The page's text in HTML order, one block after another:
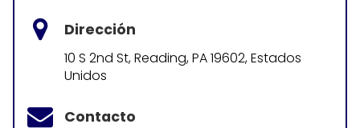
Dirección
10 S 2nd St, Reading, PA 19602, Estados
Unidos
Contacto